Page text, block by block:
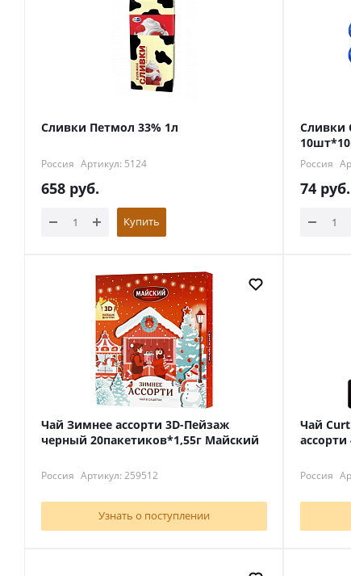
Сливки Петмол 33% 1л
Россия Артикул: 5124
658 руб.
Купить
Сливки
Россия
74 руб.
Чай Зимнее ассорти 3D-Пейзаж
черный 20пакетиков*1,55г Майский
Россия Артикул: 259512
Узнать о поступлении
Чай
ассорти
Россия